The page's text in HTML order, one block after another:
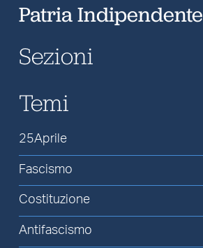
Patria Indipendente
Sezioni
Temi
25Aprile
Fascismo
Costituzione
Antifascismo